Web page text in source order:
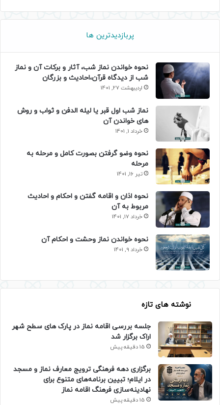
پربازدیدترین ها
نحوه خواندن نماز شب، آثار و برکات آن و نماز
شب از دیدگاه قرآن،احادیث و بزرگان
اردیبهشت 27, 1401
نماز شب اول قبر یا لیله الدفن و ثواب و روش
های خواندن آن
خرداد 1, 1401
نحوه وضو گرفتن بصورت کامل و مرحله به
مرحله
تیر 16, 1401
نحوه اذان و اقامه گفتن و احکام و احادیث
مربوط به آن
خرداد 17, 1401
نحوه خواندن نماز وحشت و احکام آن
خرداد 9, 1401
نوشته های تازه
جلسه بررسی اقامه نماز در پارک های سطح شهر
اراک برگزار شد
15 دقیقه پیش
برگزاری دهه فرهنگی ترویج معارف نماز و مسجد
در ایلام؛ تبیین برنامه‌های متنوع برای
نهادینه‌سازی فرهنگ اقامه نماز
15 دقیقه پیش